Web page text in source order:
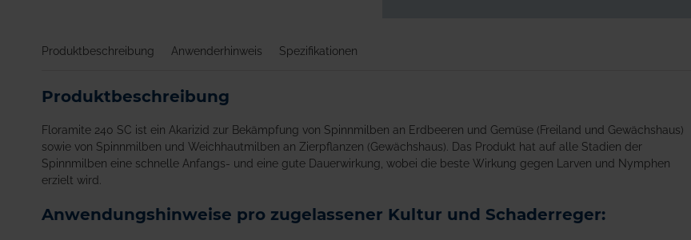
Bildgalerie
Produktbeschreibung Anwenderhinweis Spezifikationen
Produktbeschreibung
Floramite 240 SC ist ein Akarizid zur Bekämpfung von Spinnmilben an Erdbeeren und Gemüse (Freiland und Gewächshaus)
sowie von Spinnmilben und Weichhautmilben an Zierpflanzen (Gewächshaus). Das Produkt hat auf alle Stadien der
Spinnmilben eine schnelle Anfangs- und eine gute Dauerwirkung, wobei die beste Wirkung gegen Larven und Nymphen
erzielt wird.
Anwendungshinweise pro zugelassener Kultur und Schaderreger: